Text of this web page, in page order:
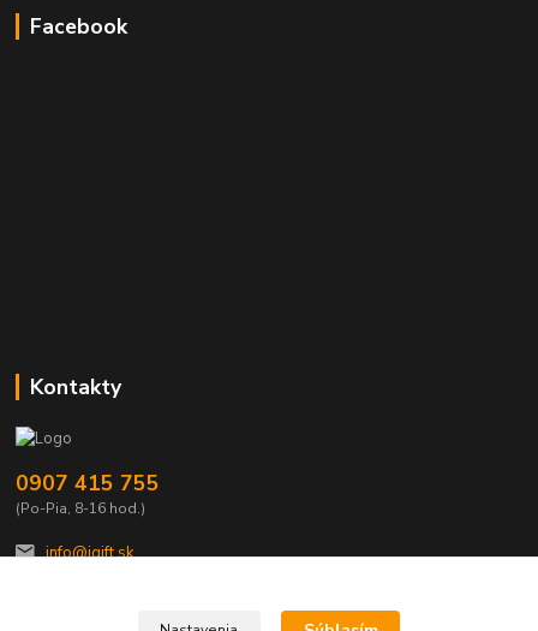
Facebook
Kontakty
0907 415 755
(Po-Pia, 8-16 hod.)
info@igift.sk